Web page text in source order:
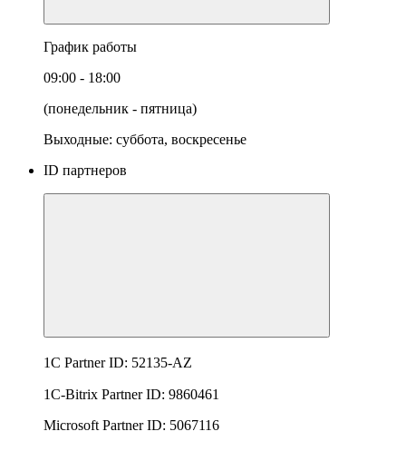
График работы
09:00 - 18:00
(понедельник - пятница)
Выходные: суббота, воскресенье
ID партнеров
1C Partner ID: 52135-AZ
1C-Bitrix Partner ID: 9860461
Microsoft Partner ID: 5067116